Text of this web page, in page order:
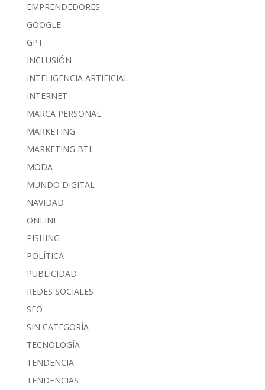
EMPRENDEDORES
GOOGLE
GPT
INCLUSIÓN
INTELIGENCIA ARTIFICIAL
INTERNET
MARCA PERSONAL
MARKETING
MARKETING BTL
MODA
MUNDO DIGITAL
NAVIDAD
ONLINE
PISHING
POLÍTICA
PUBLICIDAD
REDES SOCIALES
SEO
SIN CATEGORÍA
TECNOLOGÍA
TENDENCIA
TENDENCIAS